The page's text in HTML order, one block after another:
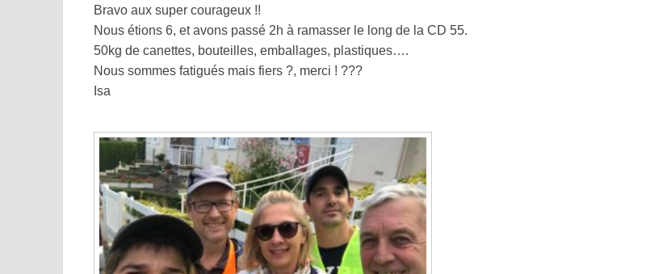
Bravo aux super courageux !!
Nous étions 6, et avons passé 2h à ramasser le long de la CD 55.
50kg de canettes, bouteilles, emballages, plastiques….
Nous sommes fatigués mais fiers ?, merci ! ???
Isa